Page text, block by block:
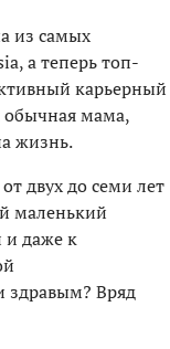
из самых
а теперь топ-
карьерный
обычная мама,
жизнь.
двух до семи лет
маленький
и даже к
здравым? Вряд